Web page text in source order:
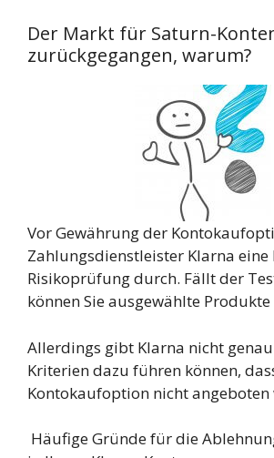
Der Markt für Saturn-
zurückgegangen, warum?
Vor Gewährung der
Zahlungsdienstleister Klarna
Risikoprüfung durch. Fällt der
können Sie ausgewählte
Allerdings gibt Klarna nicht
Kriterien dazu führen können,
Kontokaufoption nicht angeboten
Häufige Gründe für die